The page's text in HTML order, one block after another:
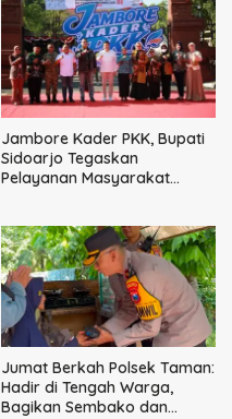
Jambore Kader PKK, Bupati
Sidoarjo Tegaskan
Pelayanan Masyarakat
Jumat Berkah Polsek Taman:
Hadir di Tengah Warga,
Bagikan Sembako dan